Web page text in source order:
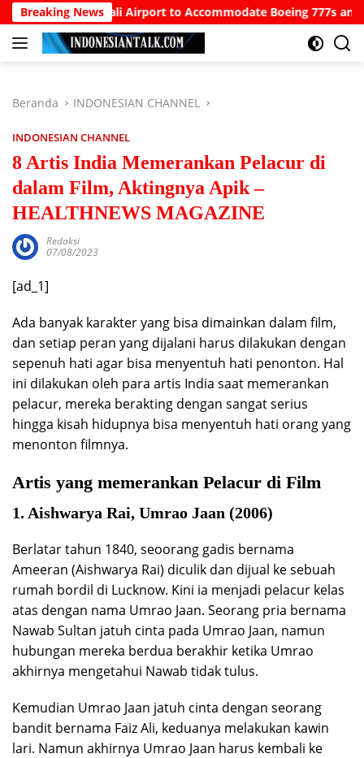
Langsung
ke
konten
Breaking News
Airport to Accommodate Boeing 777s and Airbus A380s
Beranda INDONESIAN CHANNEL
INDONESIAN CHANNEL
8 Artis India Memerankan Pelacur di
dalam Film, Aktingnya Apik –
HEALTHNEWS MAGAZINE
Redaksi
07/08/2023
[ad_1]
Ada banyak karakter yang bisa dimainkan dalam film,
dan setiap peran yang dijalani harus dilakukan dengan
sepenuh hati agar bisa menyentuh hati penonton. Hal
ini dilakukan oleh para artis India saat memerankan
pelacur, mereka berakting dengan sangat serius
hingga kisah hidupnya bisa menyentuh hati orang yang
menonton filmnya.
Artis yang memerankan Pelacur di Film
1. Aishwarya Rai, Umrao Jaan (2006)
Berlatar tahun 1840, seoorang gadis bernama
Ameeran (Aishwarya Rai) diculik dan dijual ke sebuah
rumah bordil di Lucknow. Kini ia menjadi pelacur kelas
atas dengan nama Umrao Jaan. Seorang pria bernama
Nawab Sultan jatuh cinta pada Umrao Jaan, namun
hubungan mereka berdua berakhir ketika Umrao
akhirnya mengetahui Nawab tidak tulus.
Kemudian Umrao Jaan jatuh cinta dengan seorang
bandit bernama Faiz Ali, keduanya melakukan kawin
lari. Namun akhirnya Umrao Jaan harus kembali ke